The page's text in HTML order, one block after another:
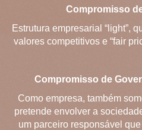
Compromisso
Estrutura empresarial “light”,
valores competitivos e “fair
Compromisso de
Como empresa, também
pretende envolver a
um parceiro responsável